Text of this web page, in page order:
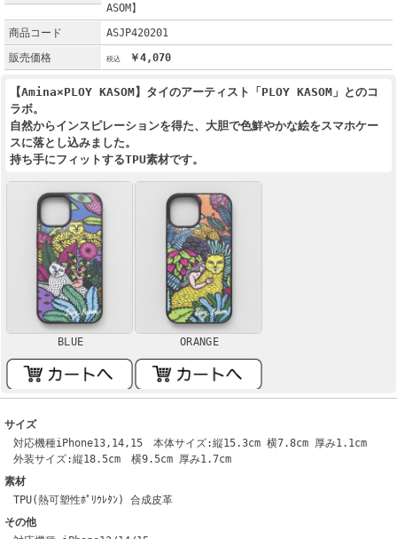
ASOM】
商品コード
ASJP420201
販売価格
￥4,070
【Amina×PLOY KASOM】タイのアーティスト「PLOY KASOM」とのコ
ラボ。
自然からインスピレーションを得た、大胆で色鮮やかな絵をスマホケー
スに落とし込みました。
持ち手にフィットするTPU素材です。
BLUE ORANGE
サイズ
対応機種iPhone13,14,15 本体サイズ:縦15.3cm 横7.8cm 厚み1.1cm
外装サイズ:縦18.5cm 横9.5cm 厚み1.7cm
素材
TPU(熱可塑性ﾎﾟﾘｳﾚﾀﾝ) 合成皮革
その他